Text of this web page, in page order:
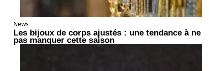
News
Les bijoux de corps ajustés : une tendance à ne
pas manquer cette saison